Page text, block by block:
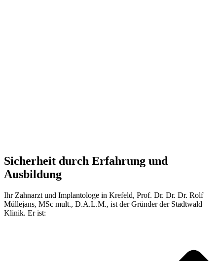
Sicherheit durch Erfahrung und
Ausbildung
Ihr Zahnarzt und Implantologe in Krefeld, Prof. Dr. Dr. Dr. Rolf
Müllejans, MSc mult., D.A.L.M., ist der Gründer der Stadtwald
Klinik. Er ist: